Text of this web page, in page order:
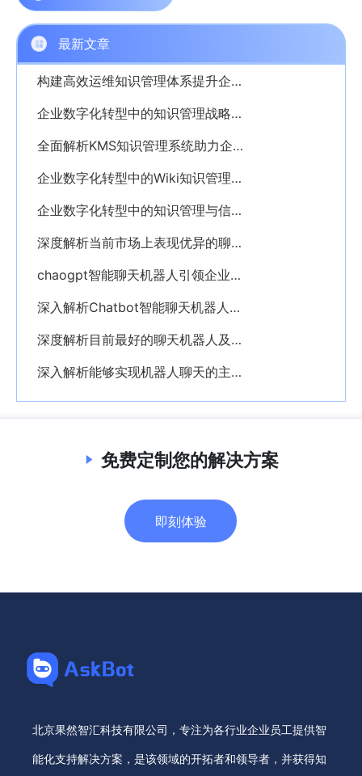
最新文章
构建高效运维知识管理体系提升企业运营能力
企业数字化转型中的知识管理战略解析
全面解析KMS知识管理系统助力企业数字化转型升级
企业数字化转型中的Wiki知识管理系统优化实践
企业数字化转型中的知识管理与信息管理深度解析
深度解析当前市场上表现优异的聊天机器人解决方案
chaogpt智能聊天机器人引领企业数字化智能变革的未来
深入解析Chatbot智能聊天机器人技术及其企业应用价值
深度解析目前最好的聊天机器人及其行业应用价值
深入解析能够实现机器人聊天的主要软件平台与应用
免费定制您的解决方案
即刻体验
北京果然智汇科技有限公司，专注为各行业企业员工提供智
能化支持解决方案，是该领域的开拓者和领导者，并获得知